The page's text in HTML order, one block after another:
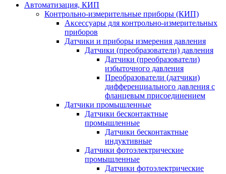
Автоматизация, КИП
Контрольно-измерительные приборы (КИП)
Аксессуары для контрольно-измерительных
приборов
Датчики и приборы измерения давления
Датчики (преобразователи) давления
Датчики (преобразователи)
избыточного давления
Преобразователи (датчики)
дифференциального давления с
фланцевым присоединением
Датчики промышленные
Датчики бесконтактные
промышленные
Датчики бесконтактные
индуктивные
Датчики фотоэлектрические
промышленные
Датчики фотоэлектрические